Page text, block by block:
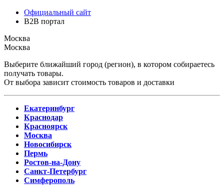
Официальный сайт
B2B портал
Москва
Москва
Выберите ближайший город (регион), в котором собираетесь
получать товары.
От выбора зависит стоимость товаров и доставки
Екатеринбург
Краснодар
Красноярск
Москва
Новосибирск
Пермь
Ростов-на-Дону
Санкт-Петербург
Симферополь